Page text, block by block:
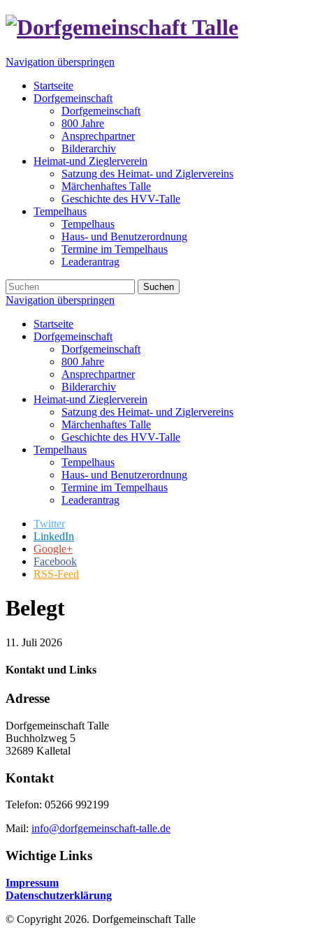
Navigation überspringen
Startseite
Dorfgemeinschaft
Dorfgemeinschaft
800 Jahre
Ansprechpartner
Bilderarchiv
Heimat-und Zieglerverein
Satzung des Heimat- und Ziglervereins
Märchenhaftes Talle
Geschichte des HVV-Talle
Tempelhaus
Tempelhaus
Haus- und Benutzerordnung
Termine im Tempelhaus
Leaderantrag
Suchen
Navigation überspringen
Startseite
Dorfgemeinschaft
Dorfgemeinschaft
800 Jahre
Ansprechpartner
Bilderarchiv
Heimat-und Zieglerverein
Satzung des Heimat- und Ziglervereins
Märchenhaftes Talle
Geschichte des HVV-Talle
Tempelhaus
Tempelhaus
Haus- und Benutzerordnung
Termine im Tempelhaus
Leaderantrag
Twitter
LinkedIn
Google+
Facebook
RSS-Feed
Belegt
11. Juli 2026
Kontakt und Links
Adresse
Dorfgemeinschaft Talle
Buchholzweg 5
32689 Kalletal
Kontakt
Telefon: 05266 992199
Mail: info@dorfgemeinschaft-talle.de
Wichtige Links
Impressum
Datenschutzerklärung
© Copyright 2026. Dorfgemeinschaft Talle